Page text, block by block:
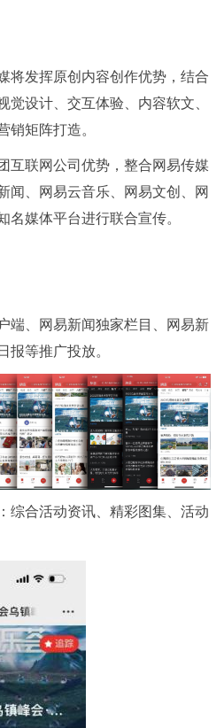
将发挥原创内容创作优势，结合
觉设计、交互体验、内容软文、
销矩阵打造。
互联网公司优势，整合网易传媒
闻、网易云音乐、网易文创、网
名媒体平台进行联合宣传。
端、网易新闻独家栏目、网易新
报等推广投放。
综合活动资讯、精彩图集、活动